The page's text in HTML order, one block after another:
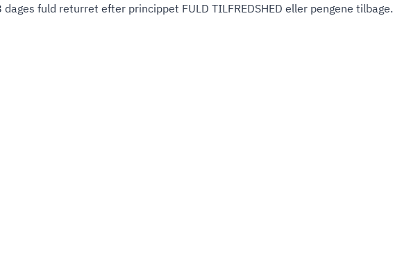
fuld returret efter princippet FULD TILFREDSHED eller pengene tilbage.